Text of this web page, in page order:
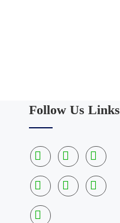
Follow Us Links